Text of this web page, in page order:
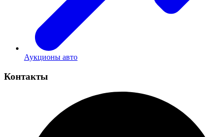
Аукционы авто
Контакты